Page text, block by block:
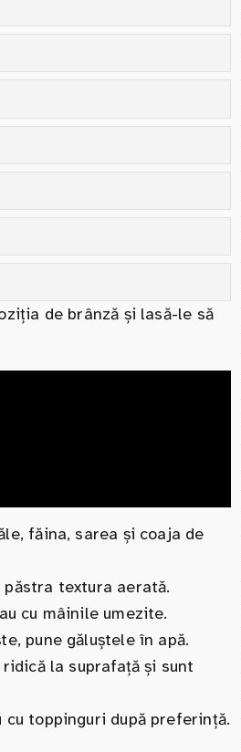
de brânză și lasă-le să
făina, sarea și coaja de
textura aerată.
cu mâinile umezite.
pune găluștele în apă.
la suprafață și sunt
toppinguri după preferință.